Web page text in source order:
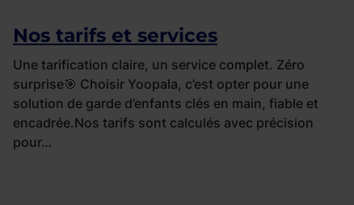
Nos tarifs et services
Une tarification claire, un service complet. Zéro
surprise🎯 Choisir Yoopala, c’est opter pour une
solution de garde d’enfants clés en main, fiable et
encadrée.Nos tarifs sont calculés avec précision
pour…